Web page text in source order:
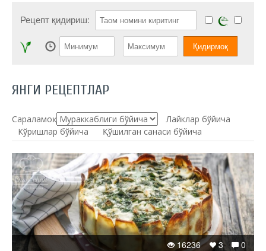
Рецепт қидириш:
ЯНГИ РЕЦЕПТЛАР
Сараламоқ:
Лайклар бўйича
Кўришлар бўйича
Қўшилган санаси бўйича
0
3
16236